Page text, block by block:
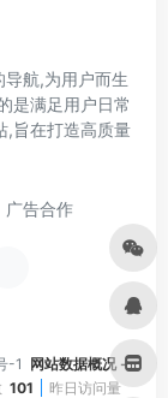
航,为用户而生
是满足用户日常
,旨在打造高质量
广告合作
-1 网站数据概况 -
101 昨日访问量